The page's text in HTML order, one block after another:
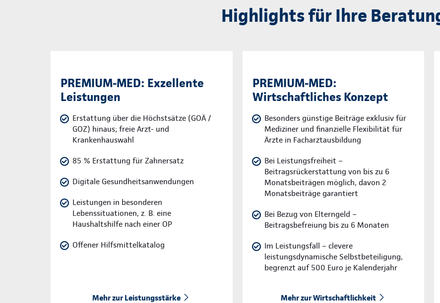
Highlights für Ihre
PREMIUM-MED: Exzellente
Leistungen
Erstattung über die Höchstsätze (GOÄ /
GOZ) hinaus; freie Arzt- und
Krankenhauswahl
85 % Erstattung für Zahnersatz
Digitale Gesundheitsanwendungen
Leistungen in besonderen
Lebenssituationen, z. B. eine
Haushaltshilfe nach einer OP
Offener Hilfsmittelkatalog
Mehr zur Leistungsstärke
PREMIUM-MED:
Wirtschaftliches Konzept
Besonders günstige Beiträge exklusiv für
Mediziner und finanzielle Flexibilität für
Ärzte in Facharztausbildung
Bei Leistungsfreiheit –
Beitragsrückerstattung von bis zu 6
Monatsbeiträgen möglich, davon 2
Monatsbeiträge garantiert
Bei Bezug von Elterngeld –
Beitragsbefreiung bis zu 6 Monaten
Im Leistungsfall – clevere
leistungsdynamische Selbstbeteiligung,
begrenzt auf 500 Euro je Kalenderjahr
Mehr zur Wirtschaftlichkeit